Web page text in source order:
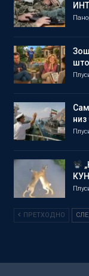
ПРЕТХОДНО